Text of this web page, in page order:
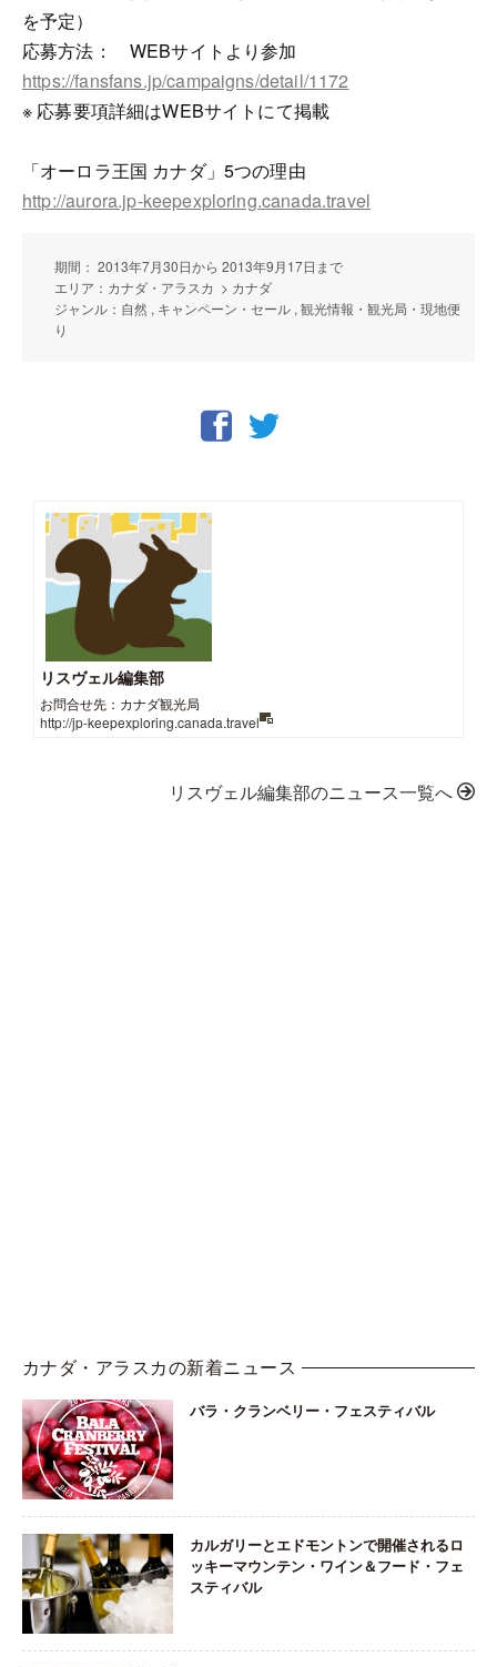
を予定）
応募方法： WEBサイトより参加
https://fansfans.jp/campaigns/detail/1172
※ 応募要項詳細はWEBサイトにて掲載
「オーロラ王国 カナダ」5つの理由
http://aurora.jp-keepexploring.canada.travel
期間： 2013年7月30日から 2013年9月17日まで
エリア：カナダ・アラスカ > カナダ
ジャンル：自然 , キャンペーン・セール , 観光情報・観光局・現地便
り
リスヴェル編集部
お問合せ先：カナダ観光局
http://jp-keepexploring.canada.travel
リスヴェル編集部のニュース一覧へ
カナダ・アラスカの新着ニュース
バラ・クランベリー・フェスティバル
カルガリーとエドモントンで開催されるロ
ッキーマウンテン・ワイン＆フード・フェ
スティバル